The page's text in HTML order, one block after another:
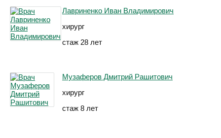
Лавриненко Иван Владимирович
хирург
стаж 28 лет
Музаферов Дмитрий Рашитович
хирург
стаж 8 лет